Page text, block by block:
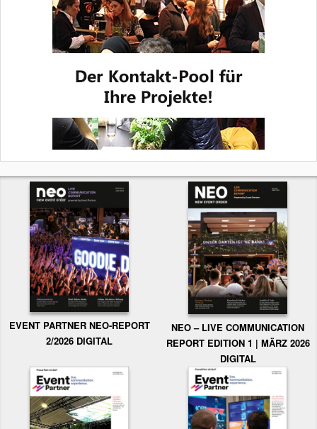
EVENT PARTNER NEO-REPORT
2/2026 DIGITAL
NEO – LIVE COMMUNICATION
REPORT EDITION 1 | MÄRZ 2026
DIGITAL